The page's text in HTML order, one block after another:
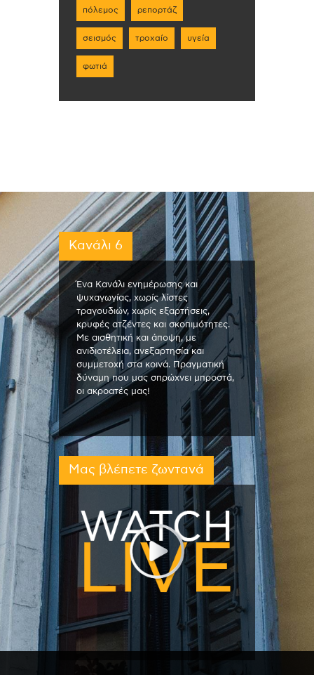
πόλεμος ρεπορτάζ
σεισμός τροχαίο υγεία
φωτιά
Κανάλι 6
Ένα Κανάλι ενημέρωσης και
ψυχαγωγίας, χωρίς λίστες
τραγουδιών, χωρίς εξαρτήσεις,
κρυφές ατζέντες και σκοπιμότητες.
Με αισθητική και άποψη, με
ανιδιοτέλεια, ανεξαρτησία και
συμμετοχή στα κοινά. Πραγματική
δύναμη που μας σπρώχνει μπροστά,
οι ακροατές μας!
Μας βλέπετε ζωντανά